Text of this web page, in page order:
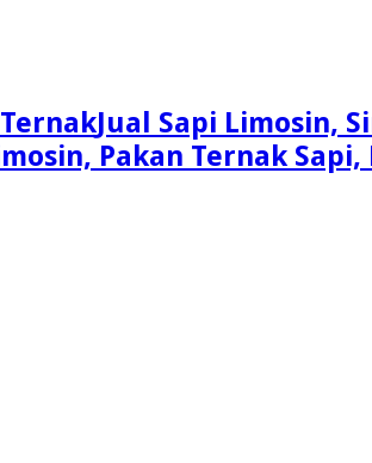
Jual Sapi Limosin,
Pakan Ternak